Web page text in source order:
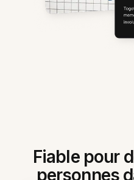
Fiable pour
personnes